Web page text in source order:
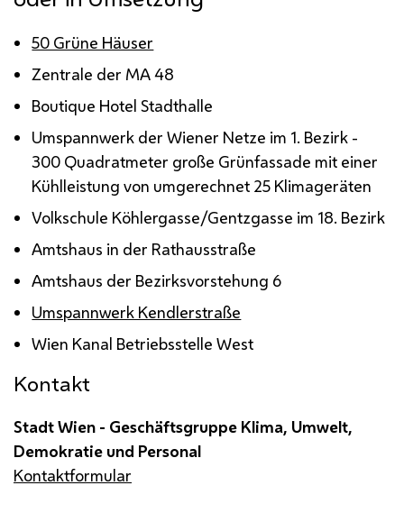
50 Grüne Häuser
Zentrale der MA48
Boutique Hotel Stadthalle
Umspannwerk der Wiener Netze im 1. Bezirk -
300 Quadratmeter große Grünfassade mit einer
Kühlleistung von umgerechnet 25 Klimageräten
Volkschule Köhlergasse/Gentzgasse im 18. Bezirk
Amtshaus in der Rathausstraße
Amtshaus der Bezirksvorstehung 6
Umspannwerk Kendlerstraße
Wien Kanal Betriebsstelle West
Kontakt
Stadt Wien - Geschäftsgruppe Klima, Umwelt,
Demokratie und Personal
Kontaktformular